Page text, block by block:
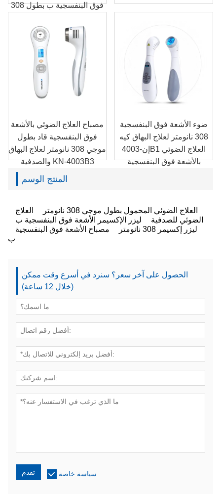
فوق البنفسجية ب بطول 308
مصباح العلاج الضوئي بالأشعة
فوق البنفسجية قاد بطول
موجي 308 نانومتر لعلاج البهاق
والصدفية KN-4003B3
ضوء الأشعة فوق البنفسجية
308 نانومتر لعلاج البهاق كيه
إن-4003B1 العلاج الضوئي
بالأشعة فوق البنفسجية
المنتج الوسم
العلاج الضوئي المحمول بطول موجي 308 نانومتر
العلاج
الضوئي للصدفية
ليزر الإكسيمر الأشعة فوق البنفسجية ب
ليزر إكسيمر 308 نانومتر
مصباح الأشعة فوق البنفسجية
ب
الحصول على آخر سعر؟ سنرد في أسرع وقت ممكن
(خلال 12 ساعة)
تقدم سياسة خاصة